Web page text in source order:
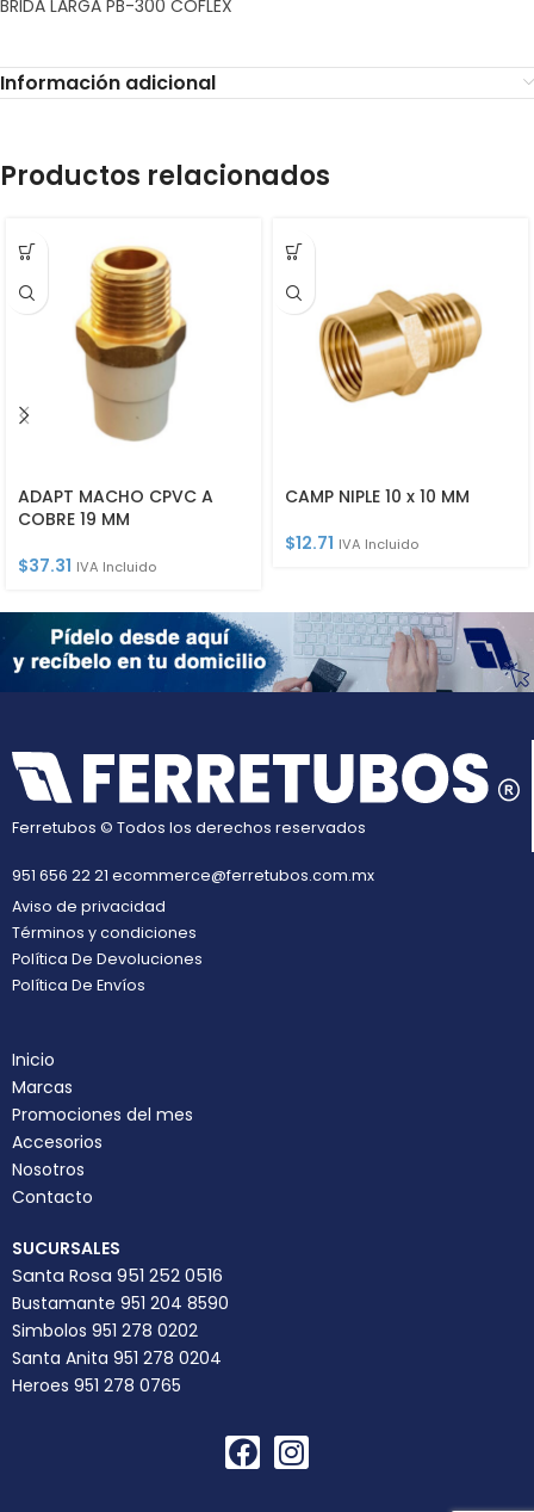
BRIDA LARGA PB-300 COFLEX
Información adicional
Productos relacionados
ADAPT MACHO CPVC A
COBRE 19 MM
$37.31 IVA Incluido
CAMP NIPLE 10 x 10 MM
$12.71 IVA Incluido
Ferretubos © Todos los derechos reservados
951 656 22 21 ecommerce@ferretubos.com.mx
Aviso de privacidad
Términos y condiciones
Política De Devoluciones
Política De Envíos
Inicio
Marcas
Promociones del mes
Accesorios
Nosotros
Contacto
SUCURSALES
Santa Rosa 951 252 0516
Bustamante 951 204 8590
Simbolos 951 278 0202
Santa Anita 951 278 0204
Heroes 951 278 0765